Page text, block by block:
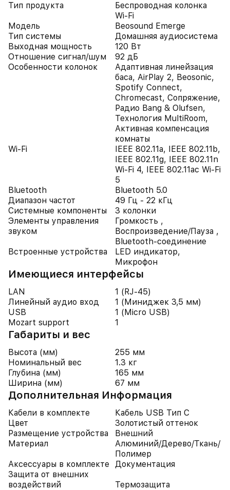
Тип продукта
Беспроводная колонка
Wi-Fi
Модель
Beosound Emerge
Тип системы
Домашняя аудиосистема
Выходная мощность
120 Вт
Отношение сигнал/шум
92 дБ
Особенности колонок
Адаптивная линейзация
баса, AirPlay 2, Beosonic,
Spotify Connect,
Chromecast, Сопряжение,
Радио Bang & Olufsen,
Технология MultiRoom,
Активная компенсация
комнаты
Wi-Fi
IEEE 802.11a, IEEE 802.11b,
IEEE 802.11g, IEEE 802.11n
Wi-Fi 4, IEEE 802.11ac Wi-Fi
5
Bluetooth
Bluetooth 5.0
Диапазон частот
49 Гц - 22 кГц
Системные компоненты
3 колонки
Элементы управления
звуком
Громкость ,
Воспроизведение/Пауза ,
Bluetooth-соединение
Встроенные устройства
LED индикатор,
Микрофон
Имеющиеся интерфейсы
LAN
1 (RJ-45)
Линейный аудио вход
1 (Миниджек 3,5 мм)
USB
1 (Micro USB)
Mozart support
1
Габариты и вес
Высота (мм)
255 мм
Номинальный вес
1.3 кг
Глубина (мм)
165 мм
Ширина (мм)
67 мм
Дополнительная Информация
Кабели в комплекте
Кабель USB Тип C
Цвет
Золотистый оттенок
Размещение устройства
Внешний
Материал
Алюминий/Дерево/Ткань/
Полимер
Аксессуары в комплекте
Документация
Защита от внешних
воздействий
Термозащита